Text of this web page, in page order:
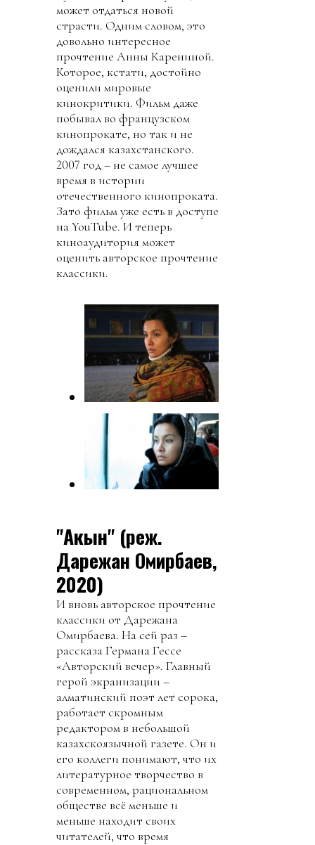
может отдаться новой
страсти. Одним словом, это
довольно интересное
прочтение Анны Карениной.
Которое, кстати, достойно
оценили мировые
кинокритики. Фильм даже
побывал во французском
кинопрокате, но так и не
дождался казахстанского.
2007 год – не самое лучшее
время в истории
отечественного кинопроката.
Зато фильм уже есть в доступе
на YouTube. И теперь
киноаудитория может
оценить авторское прочтение
классики.
"Акын" (реж.
Дарежан Омирбаев,
2020)
И вновь авторское прочтение
классики от Дарежана
Омирбаева. На сей раз –
рассказа Германа Гессе
«Авторский вечер». Главный
герой экранизации –
алматинский поэт лет сорока,
работает скромным
редактором в небольшой
казахскоязычной газете. Он и
его коллеги понимают, что их
литературное творчество в
современном, рациональном
обществе всё меньше и
меньше находит своих
читателей, что время